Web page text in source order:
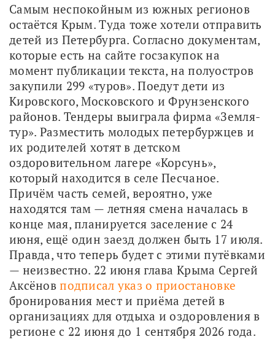
Самым неспокойным из южных регионов
остаётся Крым. Туда тоже хотели отправить
детей из Петербурга. Согласно документам,
которые есть на сайте госзакупок на
момент публикации текста, на полуостров
закупили 299 «туров». Поедут дети из
Кировского, Московского и Фрунзенского
районов. Тендеры выиграла фирма «Земля-
тур». Разместить молодых петербуржцев и
их родителей хотят в детском
оздоровительном лагере «Корсунь»,
который находится в селе Песчаное.
Причём часть семей, вероятно, уже
находятся там — летняя смена началась в
конце мая, планируется заселение с 24
июня, ещё один заезд должен быть 17 июля.
Правда, что теперь будет с этими путёвками
— неизвестно. 22 июня глава Крыма Сергей
Аксёнов подписал указ о приостановке
бронирования мест и приёма детей в
организациях для отдыха и оздоровления в
регионе с 22 июня до 1 сентября 2026 года.